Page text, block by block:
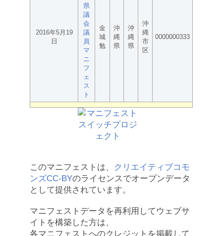
2016年5月19
日
県
議
会
議
員
マ
ニ
フ
ェ
ス
ト
金
城
勉
沖
縄
県
沖
縄
県
沖
縄
市
区
0000000333
このマニフェストは、
クリエイティブコモ
ンズCC-BYのライセンスでオープンデータ
として提供されています。
マニフェストデータを再利用してウェブサ
イトを構築した方は、
各マニフェストへのクレジットを掲載して